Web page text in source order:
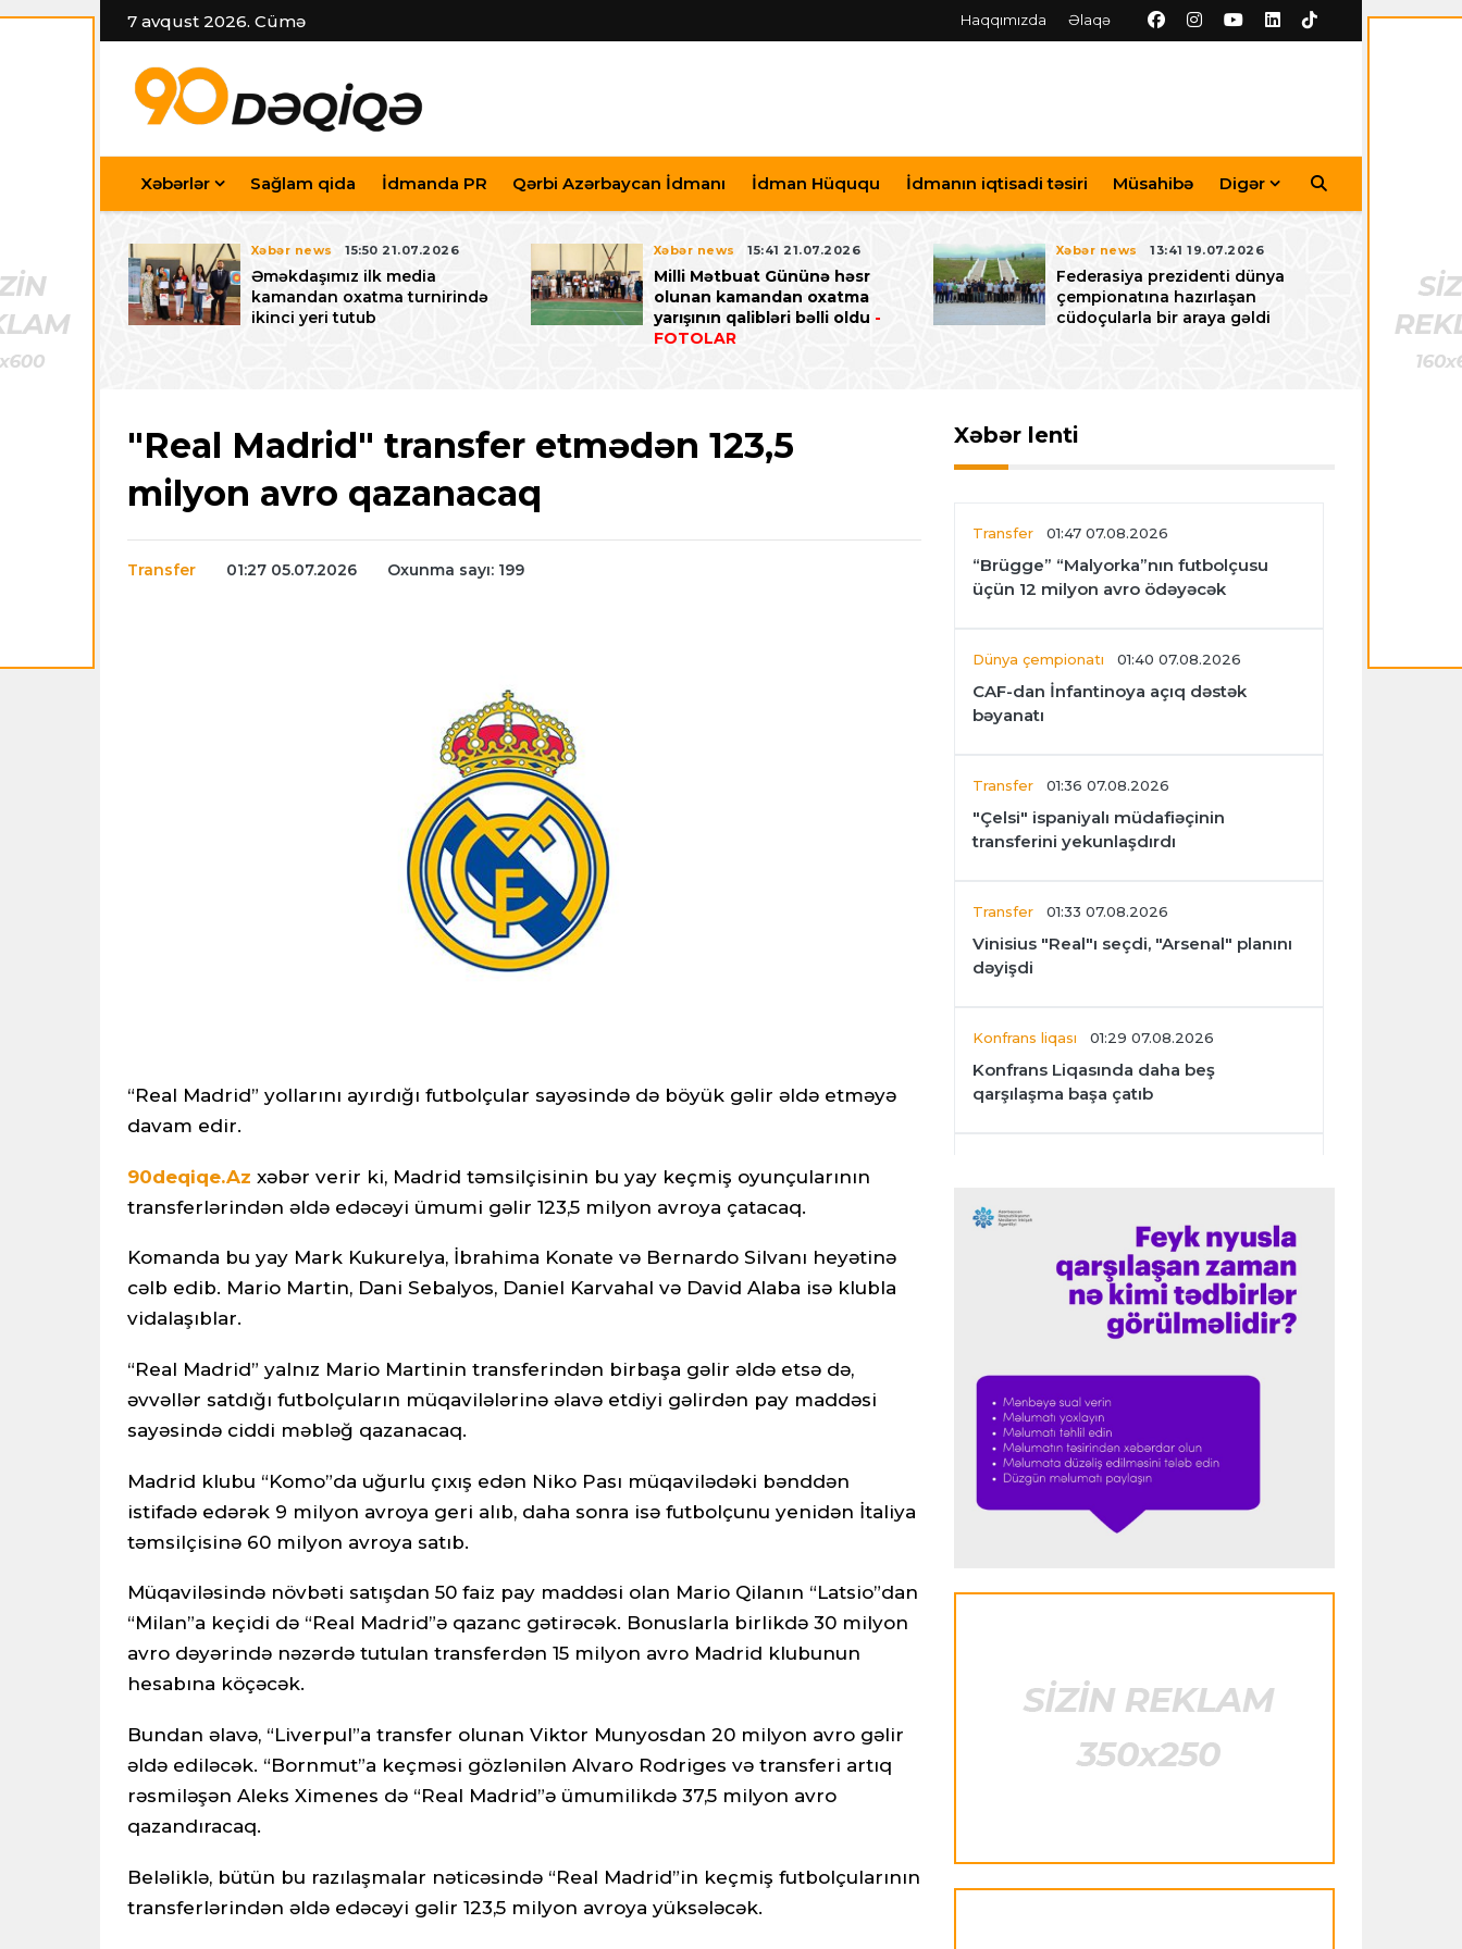
7 avqust 2026. Cümə Haqqımızda Əlaqə
Xəbərlər Sağlam qida İdmanda PR Qərbi Azərbaycan İdmanı İdman Hüququ İdmanın iqtisadi təsiri Müsahibə Digər
U-15
festivalı ilə
Xəbər news 15:50 21.07.2026
Əməkdaşımız ilk media
kamandan oxatma turnirində
ikinci yeri tutub
Xəbər news 15:41 21.07.2026
Milli Mətbuat Gününə həsr
olunan kamandan oxatma
yarışının qalibləri bəlli oldu -
FOTOLAR
Xəbər news 13:41 19.07.2026
Federasiya prezidenti dünya
çempionatına hazırlaşan
cüdoçularla bir araya gəldi
"Real Madrid" transfer etmədən 123,5
milyon avro qazanacaq
Transfer 01:27 05.07.2026 Oxunma sayı: 199
“Real Madrid” yollarını ayırdığı futbolçular sayəsində də böyük gəlir əldə etməyə
davam edir.
90deqiqe.Az xəbər verir ki, Madrid təmsilçisinin bu yay keçmiş oyunçularının
transferlərindən əldə edəcəyi ümumi gəlir 123,5 milyon avroya çatacaq.
Komanda bu yay Mark Kukurelya, İbrahima Konate və Bernardo Silvanı heyətinə
cəlb edib. Mario Martin, Dani Sebalyos, Daniel Karvahal və David Alaba isə klubla
vidalaşıblar.
“Real Madrid” yalnız Mario Martinin transferindən birbaşa gəlir əldə etsə də,
əvvəllər satdığı futbolçuların müqavilələrinə əlavə etdiyi gəlirdən pay maddəsi
sayəsində ciddi məbləğ qazanacaq.
Madrid klubu “Komo”da uğurlu çıxış edən Niko Pası müqavilədəki bənddən
istifadə edərək 9 milyon avroya geri alıb, daha sonra isə futbolçunu yenidən İtaliya
təmsilçisinə 60 milyon avroya satıb.
Müqaviləsində növbəti satışdan 50 faiz pay maddəsi olan Mario Qilanın “Latsio”dan
“Milan”a keçidi də “Real Madrid”ə qazanc gətirəcək. Bonuslarla birlikdə 30 milyon
avro dəyərində nəzərdə tutulan transferdən 15 milyon avro Madrid klubunun
hesabına köçəcək.
Bundan əlavə, “Liverpul”a transfer olunan Viktor Munyosdan 20 milyon avro gəlir
əldə ediləcək. “Bornmut”a keçməsi gözlənilən Alvaro Rodriges və transferi artıq
rəsmiləşən Aleks Ximenes də “Real Madrid”ə ümumilikdə 37,5 milyon avro
qazandıracaq.
Beləliklə, bütün bu razılaşmalar nəticəsində “Real Madrid”in keçmiş futbolçularının
transferlərindən əldə edəcəyi gəlir 123,5 milyon avroya yüksələcək.
Xəbər lenti
Transfer 01:47 07.08.2026
“Brügge” “Malyorka”nın futbolçusu
üçün 12 milyon avro ödəyəcək
Dünya çempionatı 01:40 07.08.2026
CAF-dan İnfantinoya açıq dəstək
bəyanatı
Transfer 01:36 07.08.2026
"Çelsi" ispaniyalı müdafiəçinin
transferini yekunlaşdırdı
Transfer 01:33 07.08.2026
Vinisius "Real"ı seçdi, "Arsenal" planını
dəyişdi
Konfrans liqası 01:29 07.08.2026
Konfrans Liqasında daha beş
qarşılaşma başa çatıb
İspaniya L.L. 01:23 07.08.2026
"Barselona" Mərakeş klubuna qarşı
keçirilməsi planlaşdırılan yoldaşlıq
Dünya çempionatı
"Prezident səlahiyyətlərindən sui-
istifadə edib"- FIFPRO-dan İnfantinoya
"Antonelli çox etibarlı pilota çevrilib"
"Antonelli mövsümün ən yaxşı